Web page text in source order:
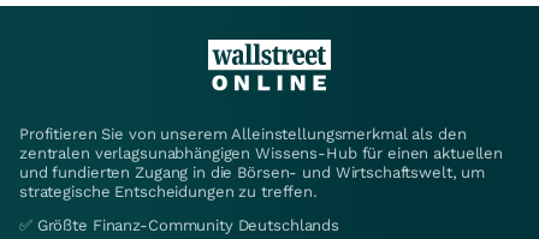
Profitieren Sie von unserem Alleinstellungsmerkmal als den
zentralen verlagsunabhängigen Wissens-Hub für einen aktuellen
und fundierten Zugang in die Börsen- und Wirtschaftswelt, um
strategische Entscheidungen zu treffen.
✅ Größte Finanz-Community Deutschlands